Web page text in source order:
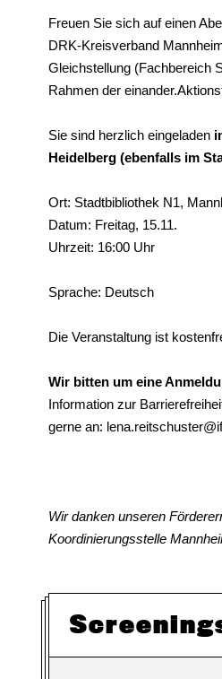
Freuen Sie sich auf einen
DRK-Kreisverband
Gleichstellung (Fachbereich
Rahmen der
Sie sind herzlich eingeladen
Heidelberg (ebenfalls im
Ort: Stadtbibliothek N1,
Datum: Freitag, 15.11.
Uhrzeit: 16:00 Uhr
Sprache: Deutsch
Die Veranstaltung ist
Wir bitten um eine
Information zur
gerne an:
Wir danken unseren
Koordinierungsstelle